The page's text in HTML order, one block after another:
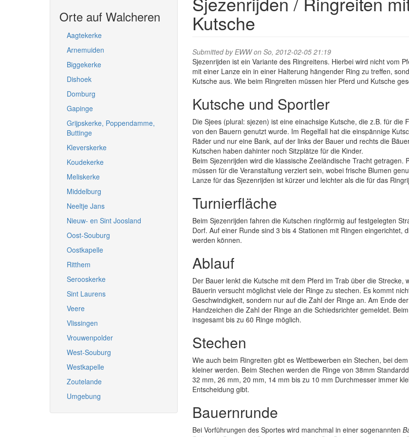
Orte auf Walcheren
Aagtekerke
Arnemuiden
Biggekerke
Dishoek
Domburg
Gapinge
Grijpskerke, Poppendamme,
Buttinge
Kleverskerke
Koudekerke
Meliskerke
Middelburg
Neeltje Jans
Nieuw- en Sint Joosland
Oost-Souburg
Oostkapelle
Ritthem
Serooskerke
Sint Laurens
Veere
Vlissingen
Vrouwenpolder
West-Souburg
Westkapelle
Zoutelande
Umgebung
Kutsche
Submitted byEWWon So, 2012-02-05 21:19
Sjezenrijden ist ein Variante des Ringreitens. Hierbei wird nicht vom
mit einer Lanze ein in einer Halterung hängender Ring zu treffen,
Kutsche aus. Wie beim Ringreiten müssen hier Pferd und Kutsche
Kutsche und Sportler
Die Sjees (plural: sjezen) ist eine einachsige Kutsche, die z.B. für die
von den Bauern genutzt wurde. Im Regelfall hat die einspännige
Räder und nur eine Bank, auf der links der Bauer und rechts die
Kutschen haben dahinter noch Sitzplätze für die Kinder.
Beim Sjezenrijden wird die klassische Zeeländische Tracht getragen.
müssen für die Veranstaltung verziert sein, wobei frische Blumen
Lanze für das Sjezenrijden ist kürzer und leichter als die für das
Turnierfläche
Beim Sjezenrijden fahren die Kutschen ringförmig auf festgelegten
Dorf. Auf einer Runde sind 3 bis 4 Stationen mit Ringen eingerichtet,
werden können.
Ablauf
Der Bauer lenkt die Kutsche mit dem Pferd im Trab über die Strecke,
Bäuerin versucht möglichst viele der Ringe zu stechen. Es kommt
Geschwindigkeit, sondern nur auf die Zahl der Ringe an. Am Ende
Handzeichen die Zahl der Ringe an die Schiedsrichter gemeldet.
insgesamt bis zu 60 Ringe möglich.
Stechen
Wie auch beim Ringreiten gibt es Wettbewerben ein Stechen, bei
kleiner werden. Beim Stechen werden die Ringe von 38mm
32 mm, 26 mm, 20 mm, 14 mm bis zu 10 mm Durchmesser immer
Entscheidung gibt.
Bauernrunde
Bei Vorführungen des Sportes wird manchmal in einer sogenannten